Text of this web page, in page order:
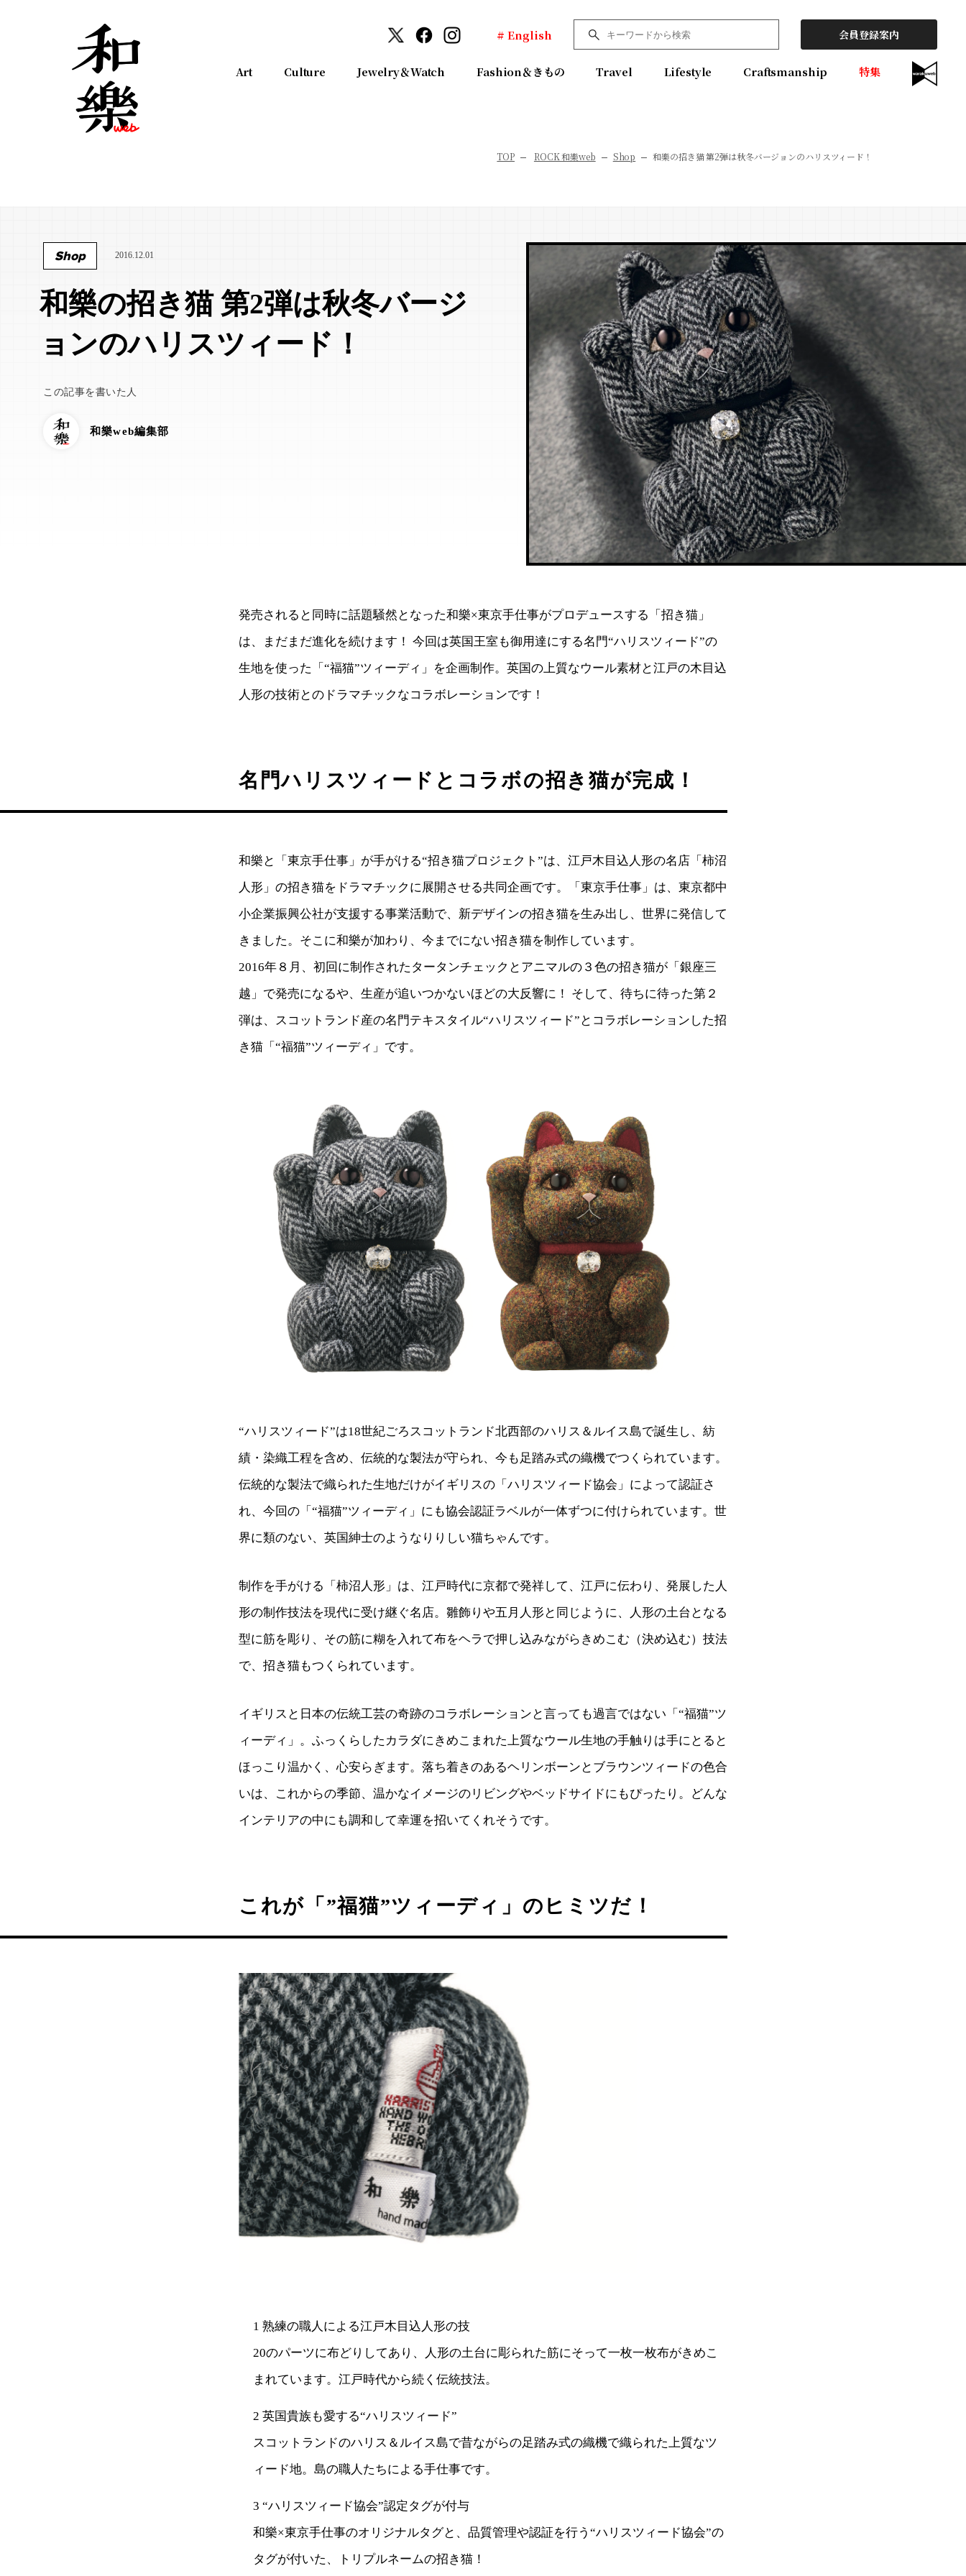
# English 会員登録案内
Art Culture Jewelry＆Watch Fashion＆きもの Travel Lifestyle Craftsmanship 特集
TOP ROCK 和樂web Shop 和樂の招き猫 第2弾は秋冬バージョンのハリスツィード！
Shop 2016.12.01
和樂の招き猫 第2弾は秋冬バージ
ョンのハリスツィード！
この記事を書いた人
和樂web編集部
発売されると同時に話題騒然となった和樂×東京手仕事がプロデュースする「招き猫」
は、まだまだ進化を続けます！ 今回は英国王室も御用達にする名門“ハリスツィード”の
生地を使った「“福猫”ツィーディ」を企画制作。英国の上質なウール素材と江戸の木目込
人形の技術とのドラマチックなコラボレーションです！
名門ハリスツィードとコラボの招き猫が完成！
和樂と「東京手仕事」が手がける“招き猫プロジェクト”は、江戸木目込人形の名店「柿沼
人形」の招き猫をドラマチックに展開させる共同企画です。「東京手仕事」は、東京都中
小企業振興公社が支援する事業活動で、新デザインの招き猫を生み出し、世界に発信して
きました。そこに和樂が加わり、今までにない招き猫を制作しています。
2016年８月、初回に制作されたタータンチェックとアニマルの３色の招き猫が「銀座三
越」で発売になるや、生産が追いつかないほどの大反響に！ そして、待ちに待った第２
弾は、スコットランド産の名門テキスタイル“ハリスツィード”とコラボレーションした招
き猫「“福猫”ツィーディ」です。
“ハリスツィード”は18世紀ごろスコットランド北西部のハリス＆ルイス島で誕生し、紡
績・染織工程を含め、伝統的な製法が守られ、今も足踏み式の織機でつくられています。
伝統的な製法で織られた生地だけがイギリスの「ハリスツィード協会」によって認証さ
れ、今回の「“福猫”ツィーディ」にも協会認証ラベルが一体ずつに付けられています。世
界に類のない、英国紳士のようなりりしい猫ちゃんです。
制作を手がける「柿沼人形」は、江戸時代に京都で発祥して、江戸に伝わり、発展した人
形の制作技法を現代に受け継ぐ名店。雛飾りや五月人形と同じように、人形の土台となる
型に筋を彫り、その筋に糊を入れて布をヘラで押し込みながらきめこむ（決め込む）技法
で、招き猫もつくられています。
イギリスと日本の伝統工芸の奇跡のコラボレーションと言っても過言ではない「“福猫”ツ
ィーディ」。ふっくらしたカラダにきめこまれた上質なウール生地の手触りは手にとると
ほっこり温かく、心安らぎます。落ち着きのあるヘリンボーンとブラウンツィードの色合
いは、これからの季節、温かなイメージのリビングやベッドサイドにもぴったり。どんな
インテリアの中にも調和して幸運を招いてくれそうです。
これが「”福猫”ツィーディ」のヒミツだ！
1 熟練の職人による江戸木目込人形の技
20のパーツに布どりしてあり、人形の土台に彫られた筋にそって一枚一枚布がきめこ
まれています。江戸時代から続く伝統技法。
2 英国貴族も愛する“ハリスツィード”
スコットランドのハリス＆ルイス島で昔ながらの足踏み式の織機で織られた上質なツ
ィード地。島の職人たちによる手仕事です。
3 “ハリスツィード協会”認定タグが付与
和樂×東京手仕事のオリジナルタグと、品質管理や認証を行う“ハリスツィード協会”の
タグが付いた、トリプルネームの招き猫！